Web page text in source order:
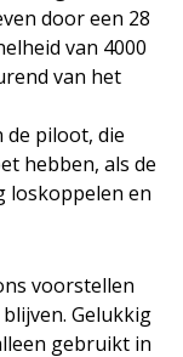
door een 28
van 4000
van het
de piloot, die
hebben, als de
loskoppelen en
voorstellen
Gelukkig
gebruikt in